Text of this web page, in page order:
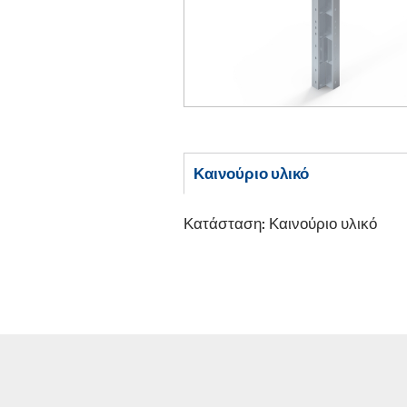
Καινούριο υλικό
Κατάσταση: Καινούριο υλικό